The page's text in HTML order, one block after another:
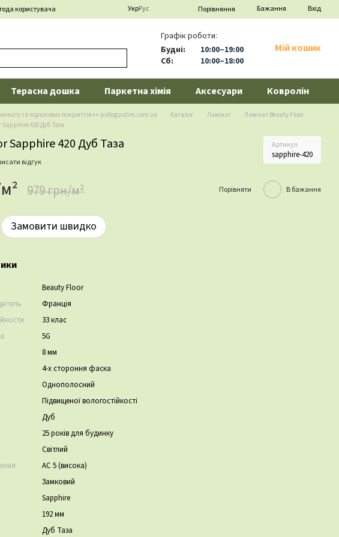
користувача УкрРус Порівняння Бажання Вхід
Графік роботи:
Будні:
10:00–19:00
Сб:
10:00–18:00
Мій кошик
Терасна дошка Паркетна хімія Аксесуари Ковролін
та підлогових покриттів 👀 pidlogavdim.com.ua Каталог Ламінат
Ламінат Beauty Floor
420 Дуб Таза
Sapphire 420 Дуб Таза Артикул
sapphire-420
відгук
979 грн/м² Порівняти В бажання
Замовити швидко
Beauty Floor
Франція
33 клас
5G
8 мм
4-х стороння фаска
Однополосний
Підвищеної вологостійкості
Дуб
25 років для будинку
Світлий
АС 5 (висока)
Замковий
Sapphire
192 мм
Дуб Таза